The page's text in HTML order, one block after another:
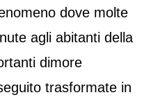
dove molte
agli abitanti della
dimore
trasformate in